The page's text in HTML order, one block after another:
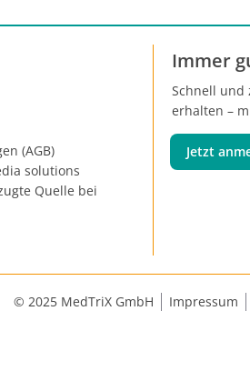
(AGB)
solutions
Quelle bei
Immer
Schnell und
erhalten –
Jetzt
© 2025 MedTriX GmbH Impressum